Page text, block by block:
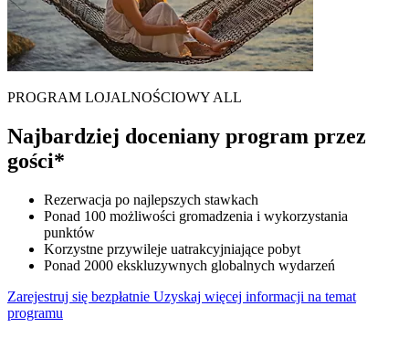
PROGRAM LOJALNOŚCIOWY ALL
Najbardziej doceniany program przez
gości*
Rezerwacja po najlepszych stawkach
Ponad 100 możliwości gromadzenia i wykorzystania
punktów
Korzystne przywileje uatrakcyjniające pobyt
Ponad 2000 ekskluzywnych globalnych wydarzeń
Zarejestruj się bezpłatnie Uzyskaj więcej informacji na temat
programu